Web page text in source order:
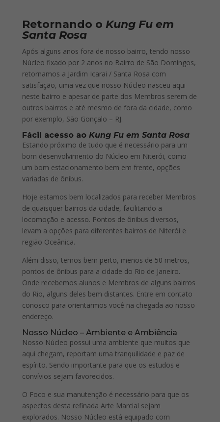
Retornando o Kung Fu em
Santa Rosa
Após alguns anos fora de nosso bairro, tendo nosso
Núcleo fixado por 2 anos no Bairro de São Domingos,
retornamos a Jardim Icarai / Santa Rosa com
satisfação, uma vez que nosso Núcleo nasceu aqui
neste bairro e apesar de parte dos Membros serem de
outros bairros e até mesmo de fora da cidade, como
por exemplo, São Gonçalo – RJ.
Fácil acesso ao Kung Fu em Santa Rosa
Estando próximo de tudo que é necessário para um
bom desenvolvimento do Núcleo em Niterói, como
um bom estacionamento bem em frente, opções
variadas de ônibus.
Hoje estamos bem localizados para receber Membros
de quaisquer bairros da cidade, facilitando a
locomoção e acesso. Pontos de ônibus diversos,
levam a opções para diferentes bairros de Niterói e
região Oceânica.
Além disso, temos bem perto, menos de 50 metros,
pontos de ônibus para a cidade do Rio de Janeiro.
Onde recebemos alunos e Membros de alguns bairros
do Rio, alguns deles bem distantes. Entre em contato
conosco para orientarmos você na chegada ao nosso
endereço.
Nosso Núcleo – Ambiente e Ambiência
Nosso Núcleo possui uma ambiente que muitos que
aqui chegam, reportam uma tranquilidade e paz de
espírito. Sendo importante para que os estudos e
convívios sejam favorecidos.
O Foco e sua manutenção é necessário para que os
aspectos desta refinada Arte Marcial sejam
explorados. Nosso Núcleo está equipado com